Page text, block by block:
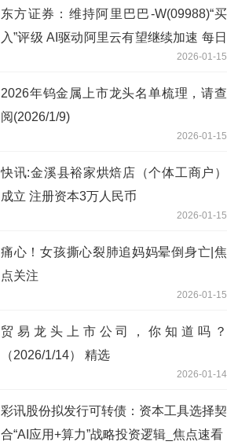
东方证券：维持阿里巴巴-W(09988)“买
入”评级 AI驱动阿里云有望继续加速 每日
2026-01-15
2026年钨金属上市龙头名单梳理，请查
阅(2026/1/9)
2026-01-15
快讯:金溪县裕家烘焙店（个体工商户）
成立 注册资本3万人民币
2026-01-15
痛心！女孩撕心裂肺追妈妈晕倒身亡|焦
点关注
2026-01-15
贸易龙头上市公司，你知道吗？
（2026/1/14） 精选
2026-01-14
彩讯股份拟发行可转债：资本工具选择契
合“AI应用+算力”战略投资逻辑_焦点速看